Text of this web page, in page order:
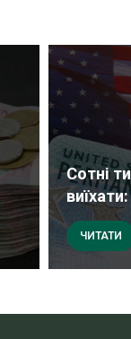
Сотні
ЧИТАТИ